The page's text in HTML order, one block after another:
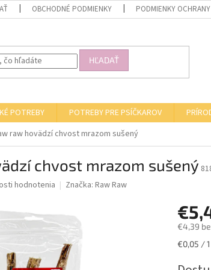
OBCHODNÉ PODMIENKY PODMIENKY OCHRANY
HĽADAŤ
POTREBY POTREBY PRE PSÍČKAROV
raw hovädzí chvost mrazom sušený
chvost mrazom sušený
hodnotenia Značka: Raw Raw
€4,39
€0,05 /